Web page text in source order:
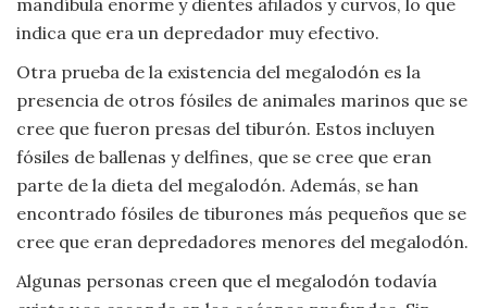
indica que era un depredador muy efectivo.
Otra prueba de la existencia del megalodón es la
presencia de otros fósiles de animales marinos que se
cree que fueron presas del tiburón. Estos incluyen
fósiles de ballenas y delfines, que se cree que eran
parte de la dieta del megalodón. Además, se han
encontrado fósiles de tiburones más pequeños que se
cree que eran depredadores menores del megalodón.
Algunas personas creen que el megalodón todavía